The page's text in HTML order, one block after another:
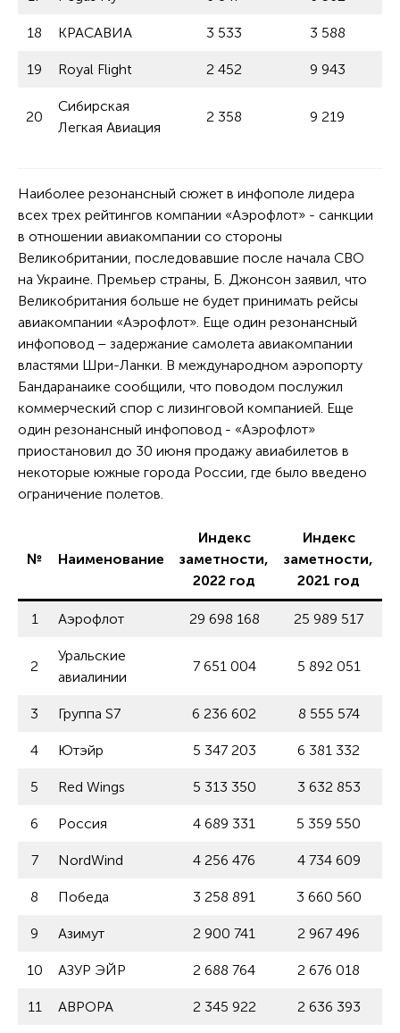
18 КРАСАВИА 3 533 3 588
19 Royal Flight 2 452 9 943
20
Сибирская
Легкая Авиация
2 358 9 219
Наиболее резонансный сюжет в инфополе лидера
всех трех рейтингов компании «Аэрофлот» - санкции
в отношении авиакомпании со стороны
Великобритании, последовавшие после начала СВО
на Украине. Премьер страны, Б. Джонсон заявил, что
Великобритания больше не будет принимать рейсы
авиакомпании «Аэрофлот». Еще один резонансный
инфоповод – задержание самолета авиакомпании
властями Шри-Ланки. В международном аэропорту
Бандаранаике сообщили, что поводом послужил
коммерческий спор с лизинговой компанией. Еще
один резонансный инфоповод - «Аэрофлот»
приостановил до 30 июня продажу авиабилетов в
некоторые южные города России, где было введено
ограничение полетов.
№ Наименование
Индекс
заметности,
2022 год
Индекс
заметности,
2021 год
1 Аэрофлот 29 698 168 25 989 517
2
Уральские
авиалинии
7 651 004 5 892 051
3 Группа S7 6 236 602 8 555 574
4 Ютэйр 5 347 203 6 381 332
5 Red Wings 5 313 350 3 632 853
6 Россия 4 689 331 5 359 550
7 NordWind 4 256 476 4 734 609
8 Победа 3 258 891 3 660 560
9 Азимут 2 900 741 2 967 496
10 АЗУР ЭЙР 2 688 764 2 676 018
11 АВРОРА 2 345 922 2 636 393